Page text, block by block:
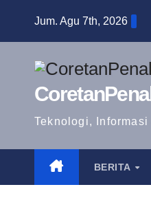
Jum. Agu 7th, 2026
Teknologi, Informasi
BERITA